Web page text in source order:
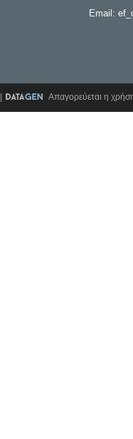
Email:
Απαγορεύεται η